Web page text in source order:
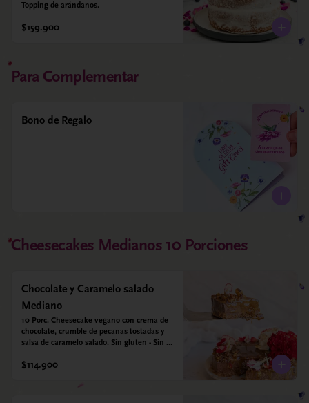
Topping de arándanos.
$159.900
Para Complementar
Bono de Regalo
Cheesecakes Medianos 10 Porciones
Chocolate y Caramelo salado
Mediano
10 Porc. Cheesecake vegano con crema de
chocolate, crumble de pecanas tostadas y
salsa de caramelo salado. Sin gluten - Sin
$114.900